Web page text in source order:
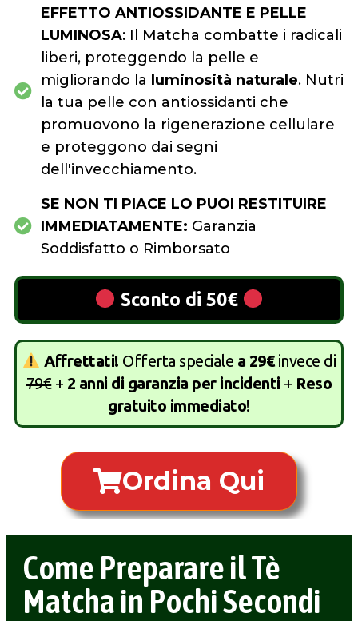
EFFETTO ANTIOSSIDANTE E PELLE
LUMINOSA: Il Matcha combatte i radicali
liberi, proteggendo la pelle e
migliorando la luminosità naturale. Nutri
la tua pelle con antiossidanti che
promuovono la rigenerazione cellulare
e proteggono dai segni
dell'invecchiamento.
SE NON TI PIACE LO PUOI RESTITUIRE
IMMEDIATAMENTE: Garanzia
Soddisfatto o Rimborsato
Sconto di 50€
Affrettati! Offerta speciale a 29€invece di
79€+ 2 anni di garanzia per incidenti + Reso
gratuito immediato!
Ordina Qui
Come Preparare il Tè
Matcha in Pochi Secondi